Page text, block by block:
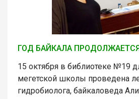
ГОД БАЙКАЛА
15 октября в библиотеке №19
мегетской школы проведена
гидробиолога, байкаловеда